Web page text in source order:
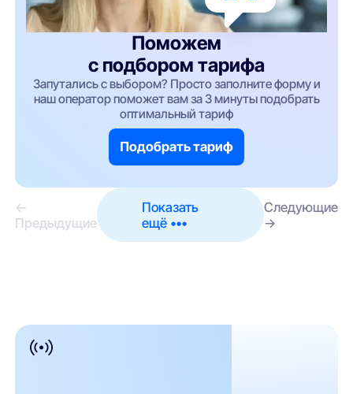
Поможем
с подбором тарифа
Запутались с выбором? Просто заполните форму и
наш оператор поможет вам за 3 минуты подобрать
оптимальный тариф
Подобрать тариф
←
Предыдущие
Показать
ещё •••
Следующие
→